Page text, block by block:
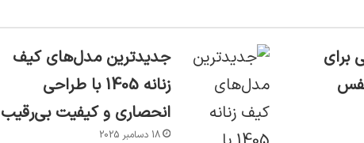
جدیدترین مدل‌های کیف
زنانه 1405 با طراحی
انحصاری و کیفیت بی‌رقیب
18 دسامبر 2025